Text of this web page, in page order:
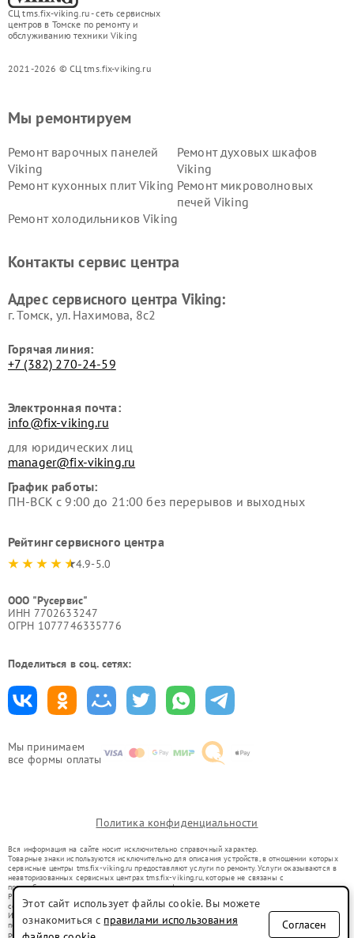
СЦ tms.fix-viking.ru - сеть сервисных
центров в Томске по ремонту и
обслуживанию техники Viking
2021-2026 © СЦ tms.fix-viking.ru
Мы принимаем
все формы оплаты
Мы ремонтируем
Ремонт варочных панелей
Viking
Ремонт духовых шкафов
Viking
Ремонт кухонных плит Viking Ремонт микроволновых
печей Viking
Ремонт холодильников Viking
Контакты сервис центра
Адрес сервисного центра Viking:
г. Томск, ул. Нахимова, 8с2
Горячая линия:
+7 (382) 270-24-59
Электронная почта:
info@fix-viking.ru
для юридических лиц
manager@fix-viking.ru
График работы:
ПН-ВСК с 9:00 до 21:00 без перерывов и выходных
Рейтинг сервисного центра
4.9-5.0
ООО "Русервис"
ИНН 7702633247
ОГРН 1077746335776
Поделиться в соц. сетях:
Политика конфиденциальности
Вся информация на сайте носит исключительно справочный характер.
Товарные знаки используются исключительно для описания устройств, в отношении которых
сервисные центры tms.fix-viking.ru предоставляют услуги по ремонту. Услуги оказываются в
неавторизованных сервисных центрах tms.fix-viking.ru, которые не связаны с
правообладателями товарных знаков или их официальными представителями.
Ремонт осуществляется для устройств, уже введенных в гражданский оборот в соответствии
со статьей 1487 ГК РФ.
Использование товарных знаков не преследует цели индивидуализации услуг или введения
потребителей в заблуждение, а служит для информирования о предоставляемых услугах по
ремонту техники указанных брендов.
Этот сайт использует файлы cookie. Вы можете
ознакомиться с правилами использования
Согласен